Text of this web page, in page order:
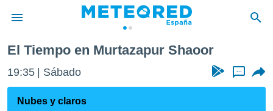
de
por
El Tiempo en Murtazapur Shaoor
19:35 Sábado ...
Nubes y claros